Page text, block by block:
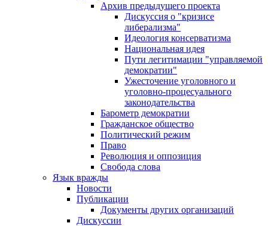
Архив предыдущего проекта
Дискуссия о "кризисе
либерализма"
Идеология консерватизма
Национальная идея
Пути легитимации "управляемой
демократии"
Ужесточение уголовного и
уголовно-процесуального
законодательства
Барометр демократии
Гражданское общество
Политический режим
Право
Революция и оппозиция
Свобода слова
Язык вражды
Новости
Публикации
Документы других организаций
Дискуссии